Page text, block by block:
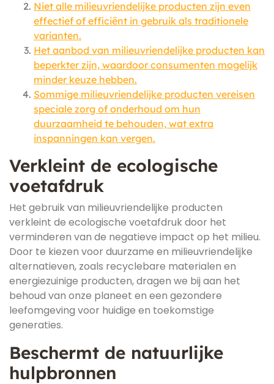
Niet alle milieuvriendelijke producten zijn even
effectief of efficiënt in gebruik als traditionele
varianten.
Het aanbod van milieuvriendelijke producten kan
beperkter zijn, waardoor consumenten mogelijk
minder keuze hebben.
Sommige milieuvriendelijke producten vereisen
speciale zorg of onderhoud om hun
duurzaamheid te behouden, wat extra
inspanningen kan vergen.
Verkleint de ecologische
voetafdruk
Het gebruik van milieuvriendelijke producten
verkleint de ecologische voetafdruk door het
verminderen van de negatieve impact op het milieu.
Door te kiezen voor duurzame en milieuvriendelijke
alternatieven, zoals recyclebare materialen en
energiezuinige producten, dragen we bij aan het
behoud van onze planeet en een gezondere
leefomgeving voor huidige en toekomstige
generaties.
Beschermt de natuurlijke
hulpbronnen